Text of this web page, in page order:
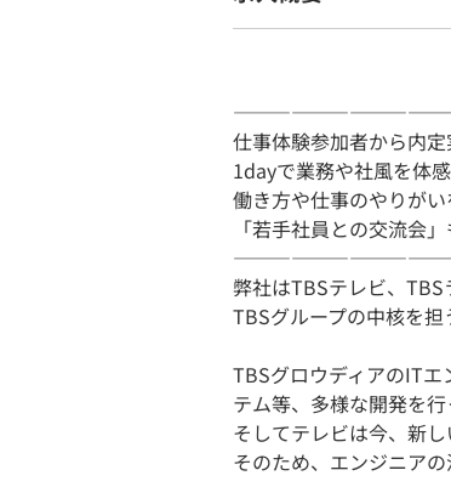
仕事体験参加者から内
1dayで業務や社風を体
働き方や仕事のやりが
「若手社員との交流会
弊社はTBSテレビ、TBS
TBSグループの中核を担
TBSグロウディアのIT
テム等、多様な開発を行
そしてテレビは今、新
そのため、エンジニアの